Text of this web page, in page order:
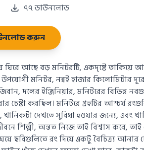
৭৭ ডাউনলোড
করুন
ঘিরে আছে বড় মনিটরটি, একদৃষ্টে তাকিয়ে
উপযোগী মনিটর, নব্বই হাজার কিলোমিটার
দলের ইঞ্জিনিয়ার, মনিটরের বিভিন্ন
চেষ্টা করছিল। মনিটরে গ্রহটির আশ্চর্য
খানিকটা দেখতে সুবিধা হওয়ার জন্যে, এবং
শিল্পী, অন্তত নিজে তাই বিশ্বাস করে,
ছবিগুলিতে রং দিয়ে একটু বৈচিত্র্য আনার